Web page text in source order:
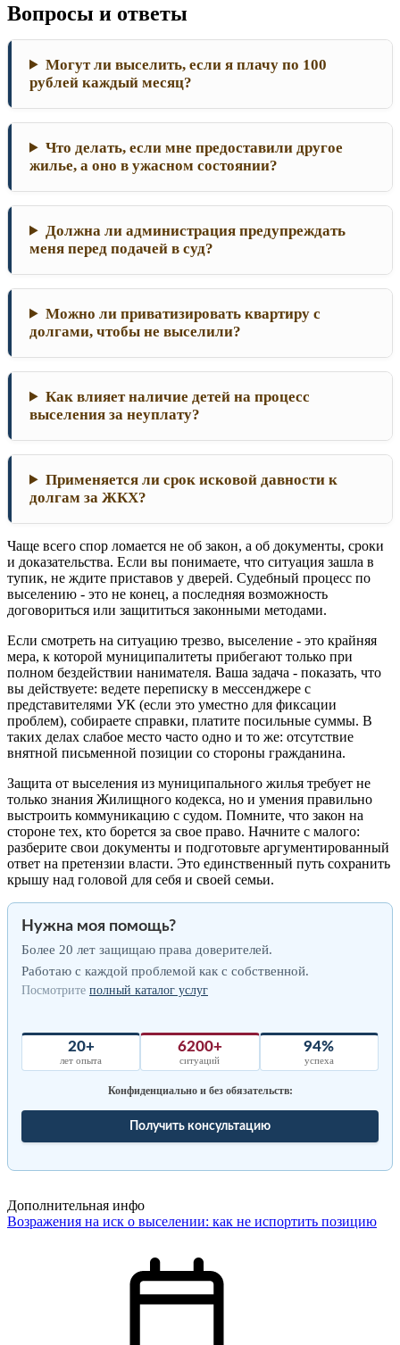
Вопросы и ответы
Могут ли выселить, если я плачу по 100
рублей каждый месяц?
Что делать, если мне предоставили другое
жилье, а оно в ужасном состоянии?
Должна ли администрация предупреждать
меня перед подачей в суд?
Можно ли приватизировать квартиру с
долгами, чтобы не выселили?
Как влияет наличие детей на процесс
выселения за неуплату?
Применяется ли срок исковой давности к
долгам за ЖКХ?
Чаще всего спор ломается не об закон, а об документы, сроки
и доказательства. Если вы понимаете, что ситуация зашла в
тупик, не ждите приставов у дверей. Судебный процесс по
выселению - это не конец, а последняя возможность
договориться или защититься законными методами.
Если смотреть на ситуацию трезво, выселение - это крайняя
мера, к которой муниципалитеты прибегают только при
полном бездействии нанимателя. Ваша задача - показать, что
вы действуете: ведете переписку в мессенджере с
представителями УК (если это уместно для фиксации
проблем), собираете справки, платите посильные суммы. В
таких делах слабое место часто одно и то же: отсутствие
внятной письменной позиции со стороны гражданина.
Защита от выселения из муниципального жилья требует не
только знания Жилищного кодекса, но и умения правильно
выстроить коммуникацию с судом. Помните, что закон на
стороне тех, кто борется за свое право. Начните с малого:
разберите свои документы и подготовьте аргументированный
ответ на претензии власти. Это единственный путь сохранить
крышу над головой для себя и своей семьи.
Нужна моя помощь?
Более 20 лет защищаю права доверителей.
Работаю с каждой проблемой как с собственной.
Посмотрите полный каталог услуг
20+
лет опыта
6200+
ситуаций
94%
успеха
Конфиденциально и без обязательств:
Получить консультацию
Дополнительная инфо
Возражения на иск о выселении: как не испортить позицию